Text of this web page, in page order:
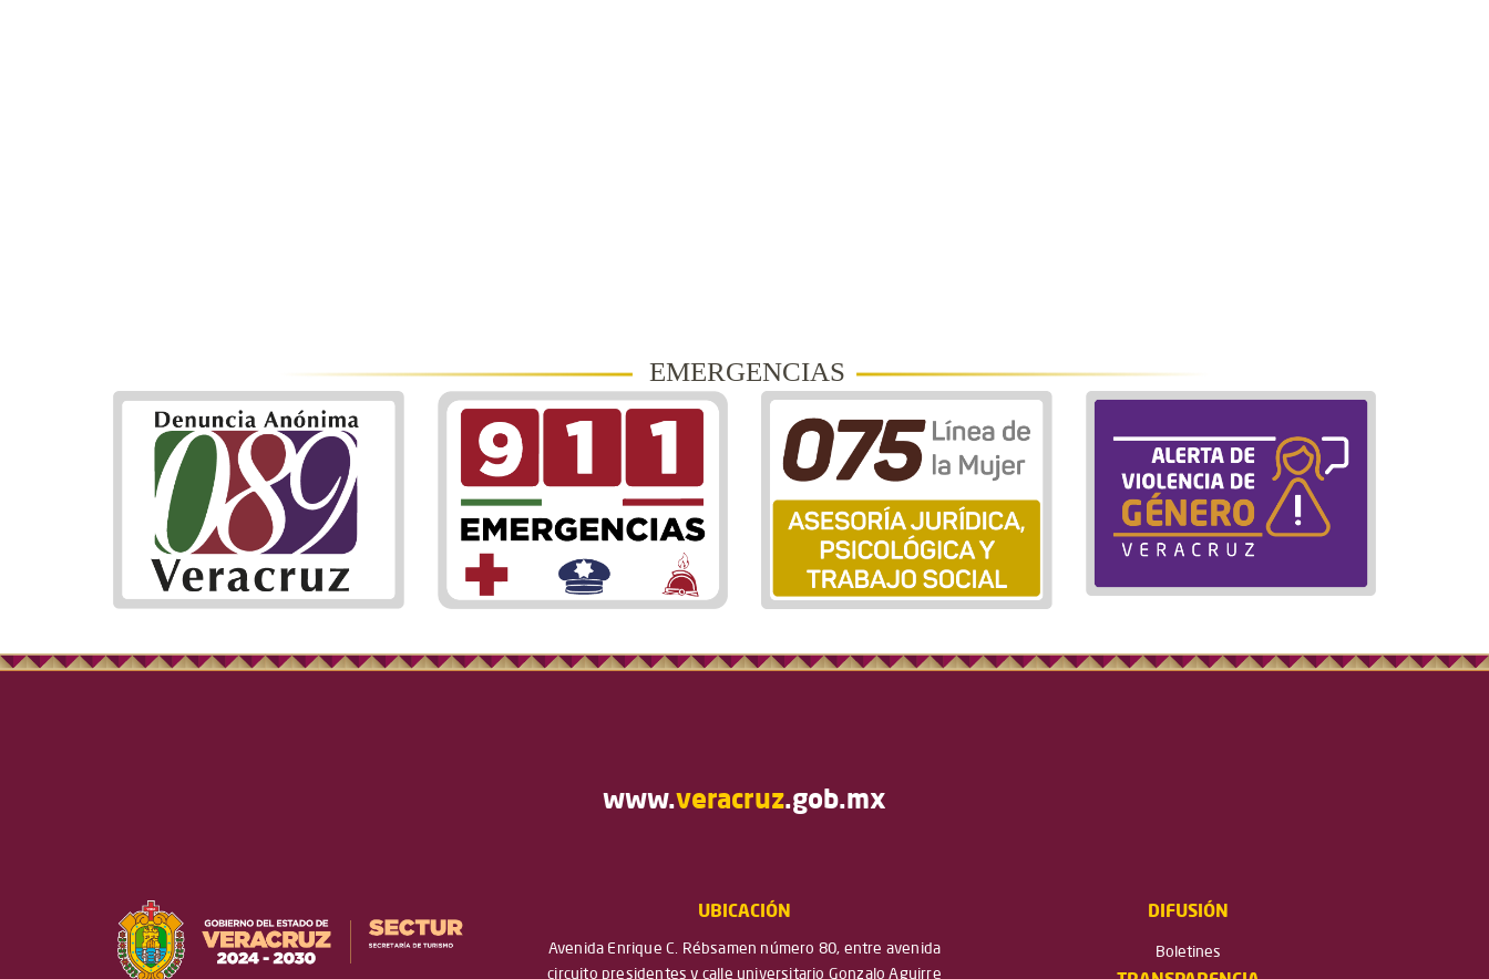
EMERGENCIAS
www.veracruz.gob.mx
UBICACIÓN
Avenida Enrique C. Rébsamen número 80, entre avenida
circuito presidentes y calle universitario Gonzalo Aguirre
DIFUSIÓN
Boletines